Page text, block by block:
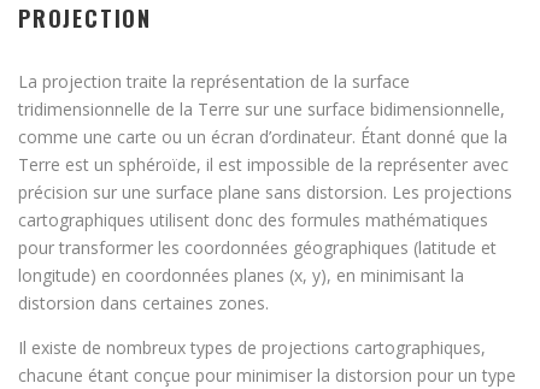
PROJECTION
La projection traite la représentation de la surface
tridimensionnelle de la Terre sur une surface bidimensionnelle,
comme une carte ou un écran d’ordinateur. Étant donné que la
Terre est un sphéroïde, il est impossible de la représenter avec
précision sur une surface plane sans distorsion. Les projections
cartographiques utilisent donc des formules mathématiques
pour transformer les coordonnées géographiques (latitude et
longitude) en coordonnées planes (x, y), en minimisant la
distorsion dans certaines zones.
Il existe de nombreux types de projections cartographiques,
chacune étant conçue pour minimiser la distorsion pour un type